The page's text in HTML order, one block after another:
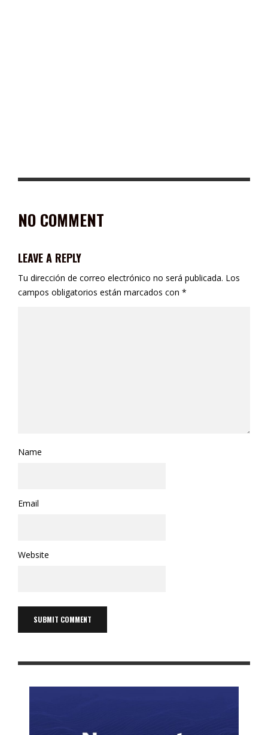
NO COMMENT
LEAVE A REPLY
Tu dirección de correo electrónico no será publicada. Los
campos obligatorios están marcados con *
Name
Email
Website